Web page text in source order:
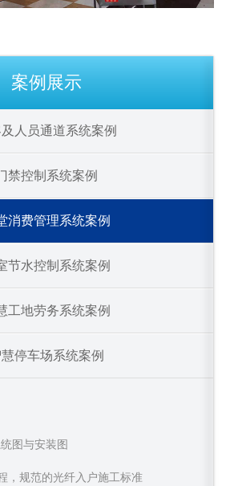
案例展示
人员通道系统案例
禁控制系统案例
消费管理系统案例
节水控制系统案例
工地劳务系统案例
停车场系统案例
图与安装图
，规范的光纤入户施工标准